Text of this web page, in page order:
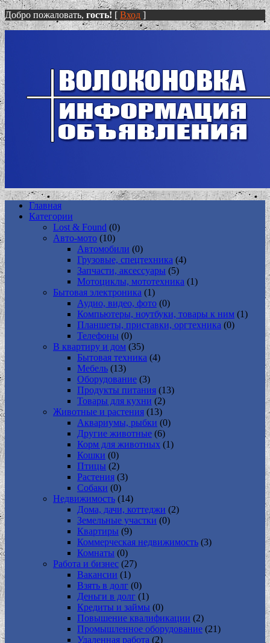
Добро пожаловать, гость! [ Вход ]
Главная
Категории
Lost & Found (0)
Авто-мото (10)
Автомобили (0)
Грузовые, спецтехника (4)
Запчасти, аксессуары (5)
Мотоциклы, мототехника (1)
Бытовая электроника (1)
Аудио, видео, фото (0)
Компьютеры, ноутбуки, товары к ним (1)
Планшеты, приставки, оргтехника (0)
Телефоны (0)
В квартиру и дом (35)
Бытовая техника (4)
Мебель (13)
Оборудование (3)
Продукты питания (13)
Товары для кухни (2)
Животные и растения (13)
Аквариумы, рыбки (0)
Другие животные (6)
Корм для животных (1)
Кошки (0)
Птицы (2)
Растения (3)
Собаки (0)
Недвижимость (14)
Дома, дачи, коттеджи (2)
Земельные участки (0)
Квартиры (9)
Коммерческая недвижимость (3)
Комнаты (0)
Работа и бизнес (27)
Вакансии (1)
Взять в долг (0)
Деньги в долг (1)
Кредиты и займы (0)
Повышение квалификации (2)
Промышленное оборудование (21)
Удаленная работа (2)